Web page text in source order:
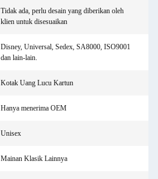
Tidak ada, perlu desain yang diberikan oleh
klien untuk disesuaikan
Disney, Universal, Sedex, SA8000, ISO9001
dan lain-lain.
Kotak Uang Lucu Kartun
Hanya menerima OEM
Unisex
Mainan Klasik Lainnya